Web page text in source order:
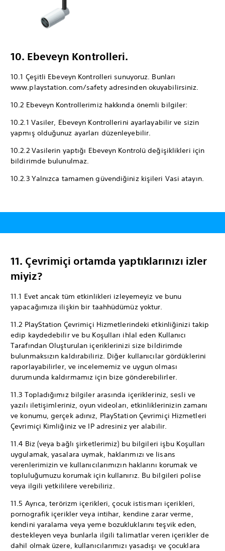
10. Ebeveyn Kontrolleri.
10.1 Çeşitli Ebeveyn Kontrolleri sunuyoruz. Bunları
www.playstation.com/safety adresinden okuyabilirsiniz.
10.2 Ebeveyn Kontrollerimiz hakkında önemli bilgiler:
10.2.1 Vasiler, Ebeveyn Kontrollerini ayarlayabilir ve sizin
yapmış olduğunuz ayarları düzenleyebilir.
10.2.2 Vasilerin yaptığı Ebeveyn Kontrolü değişiklikleri için
bildirimde bulunulmaz.
10.2.3 Yalnızca tamamen güvendiğiniz kişileri Vasi atayın.
11. Çevrimiçi ortamda yaptıklarınızı izler
miyiz?
11.1 Evet ancak tüm etkinlikleri izleyemeyiz ve bunu
yapacağımıza ilişkin bir taahhüdümüz yoktur.
11.2 PlayStation Çevrimiçi Hizmetlerindeki etkinliğinizi takip
edip kaydedebilir ve bu Koşulları ihlal eden Kullanıcı
Tarafından Oluşturulan içeriklerinizi size bildirimde
bulunmaksızın kaldırabiliriz. Diğer kullanıcılar gördüklerini
raporlayabilirler, ve incelememiz ve uygun olması
durumunda kaldırmamız için bize gönderebilirler.
11.3 Topladığımız bilgiler arasında içerikleriniz, sesli ve
yazılı iletişimleriniz, oyun videoları, etkinliklerinizin zamanı
ve konumu, gerçek adınız, PlayStation Çevrimiçi Hizmetleri
Çevrimiçi Kimliğiniz ve IP adresiniz yer alabilir.
11.4 Biz (veya bağlı şirketlerimiz) bu bilgileri işbu Koşulları
uygulamak, yasalara uymak, haklarımızı ve lisans
verenlerimizin ve kullanıcılarımızın haklarını korumak ve
topluluğumuzu korumak için kullanırız. Bu bilgileri polise
veya ilgili yetkililere verebiliriz.
11.5 Ayrıca, terörizm içerikleri, çocuk istismarı içerikleri,
pornografik içerikler veya intihar, kendine zarar verme,
kendini yaralama veya yeme bozukluklarını teşvik eden,
destekleyen veya bunlarla ilgili talimatlar veren içerikler de
dahil olmak üzere, kullanıcılarımızı yasadışı ve çocuklara